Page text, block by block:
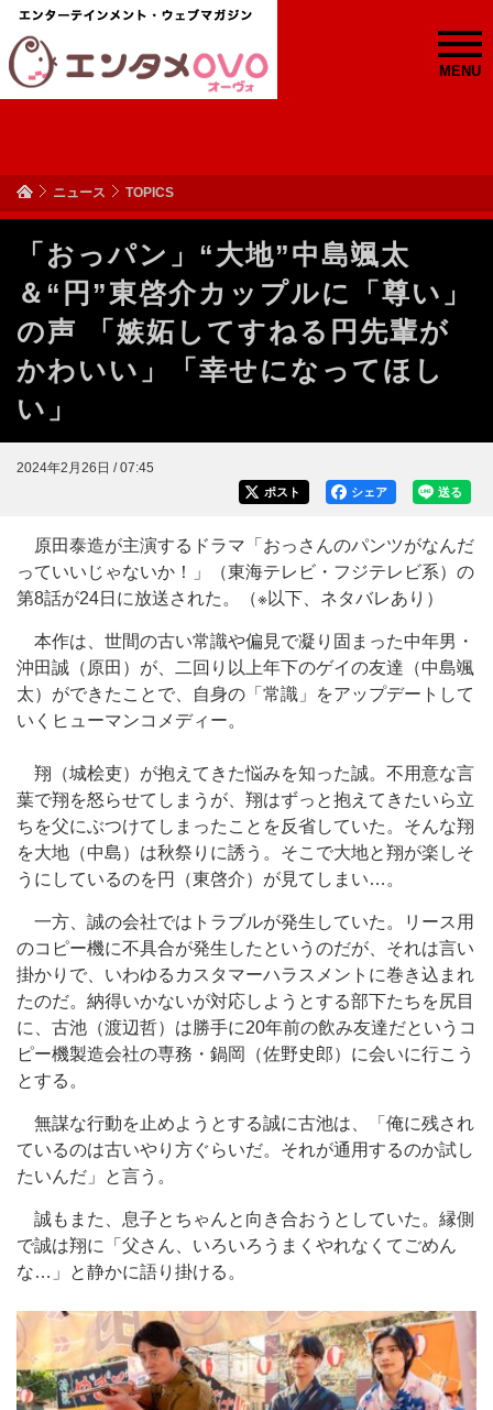
MENU
ニュース TOPICS
「おっパン」“大地”中島颯太
＆“円”東啓介カップルに「尊い」
の声 「嫉妬してすねる円先輩が
かわいい」「幸せになってほし
い」
2024年2月26日 / 07:45
送る
シェア
ポスト
原田泰造が主演するドラマ「おっさんのパンツがなんだ
っていいじゃないか！」（東海テレビ・フジテレビ系）の
第8話が24日に放送された。（※以下、ネタバレあり）
本作は、世間の古い常識や偏見で凝り固まった中年男・
沖田誠（原田）が、二回り以上年下のゲイの友達（中島颯
太）ができたことで、自身の「常識」をアップデートして
いくヒューマンコメディー。
翔（城桧吏）が抱えてきた悩みを知った誠。不用意な言
葉で翔を怒らせてしまうが、翔はずっと抱えてきたいら立
ちを父にぶつけてしまったことを反省していた。そんな翔
を大地（中島）は秋祭りに誘う。そこで大地と翔が楽しそ
うにしているのを円（東啓介）が見てしまい…。
一方、誠の会社ではトラブルが発生していた。リース用
のコピー機に不具合が発生したというのだが、それは言い
掛かりで、いわゆるカスタマーハラスメントに巻き込まれ
たのだ。納得いかないが対応しようとする部下たちを尻目
に、古池（渡辺哲）は勝手に20年前の飲み友達だというコ
ピー機製造会社の専務・鍋岡（佐野史郎）に会いに行こう
とする。
無謀な行動を止めようとする誠に古池は、「俺に残され
ているのは古いやり方ぐらいだ。それが通用するのか試し
たいんだ」と言う。
誠もまた、息子とちゃんと向き合おうとしていた。縁側
で誠は翔に「父さん、いろいろうまくやれなくてごめん
な…」と静かに語り掛ける。